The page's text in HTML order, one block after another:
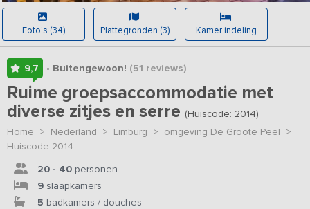
Foto's (34) Plattegronden (3) Kamer indeling
9,7 • Buitengewoon! (51 reviews)
Ruime groepsaccommodatie met
diverse zitjes en serre (Huiscode: 2014)
Home > Nederland > Limburg > omgeving De Groote Peel >
Huiscode 2014
20 - 40 personen
9 slaapkamers
5 badkamers / douches